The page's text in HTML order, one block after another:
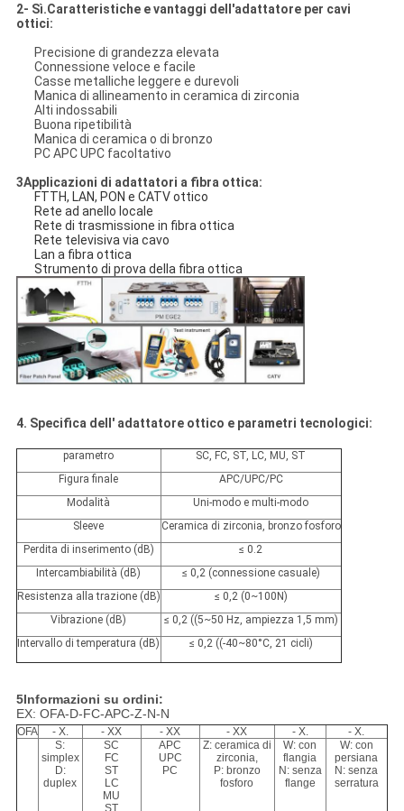
2- Sì.Caratteristiche e vantaggi dell'adattatore per cavi
ottici:
Precisione di grandezza elevata
Connessione veloce e facile
Casse metalliche leggere e durevoli
Manica di allineamento in ceramica di zirconia
Alti indossabili
Buona ripetibilità
Manica di ceramica o di bronzo
PC APC UPC facoltativo
3Applicazioni di adattatori a fibra ottica:
FTTH, LAN, PON e CATV ottico
Rete ad anello locale
Rete di trasmissione in fibra ottica
Rete televisiva via cavo
Lan a fibra ottica
Strumento di prova della fibra ottica
4. Specifica dell' adattatore ottico e parametri tecnologici:
parametro
SC, FC, ST, LC, MU, ST
Figura finale
APC/UPC/PC
Modalità
Uni-modo e multi-modo
Sleeve
Ceramica di zirconia, bronzo fosforo
Perdita di inserimento (dB)
≤ 0.2
Intercambiabilità (dB)
≤ 0,2 (connessione casuale)
Resistenza alla trazione (dB)
≤ 0,2 (0~100N)
Vibrazione (dB)
≤ 0,2 ((5~50 Hz, ampiezza 1,5 mm)
Intervallo di temperatura (dB)
≤ 0,2 ((-40~80°C, 21 cicli)
5Informazioni su ordini:
EX: OFA-D-FC-APC-Z-N-N
OFA - X. - XX - XX - XX - X.
- X.
S:
simplex
D:
duplex
SC
FC
ST
LC
MU
ST
APC
UPC
PC
Z: ceramica di
zirconia,
P: bronzo
fosforo
W: con
flangia
N: senza
flange
W: con
persiana
N: senza
serratura